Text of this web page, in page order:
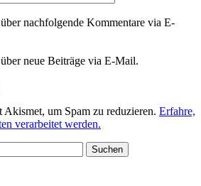
nachfolgende Kommentare via E-
neue Beiträge via E-Mail.
Akismet, um Spam zu reduzieren. Erfahre,
verarbeitet werden.